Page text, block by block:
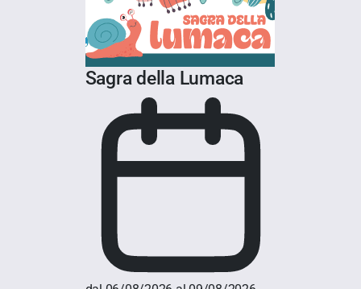
Sagra della Lumaca